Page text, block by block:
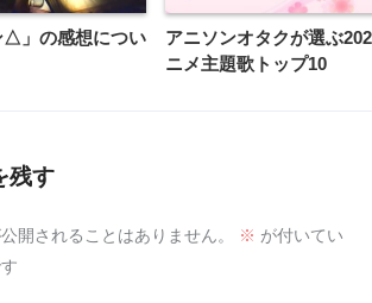
△」の感想につい
アニソンオタクが選ぶ
ニメ主題歌トップ10
残す
開されることはありません。 ※ が付いてい